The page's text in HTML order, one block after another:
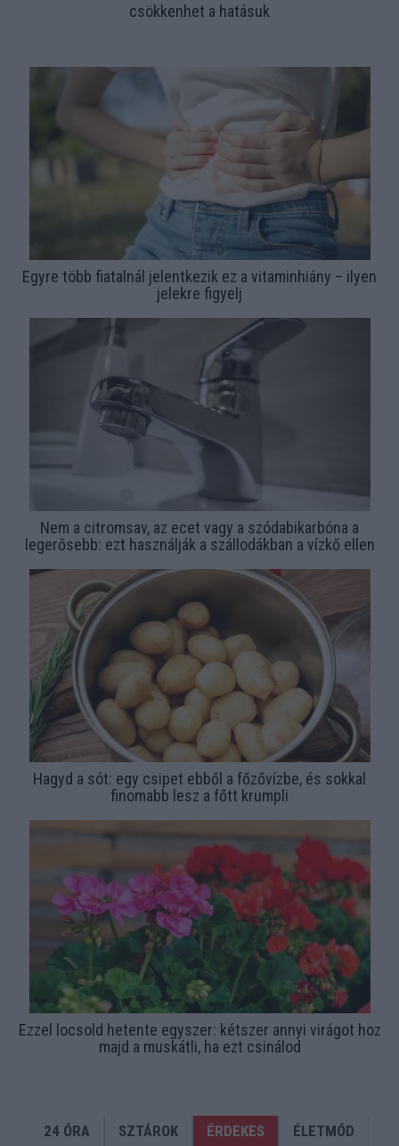
csökkenhet a hatásuk
Egyre több fiatalnál jelentkezik ez a vitaminhiány – ilyen
jelekre figyelj
Nem a citromsav, az ecet vagy a szódabikarbóna a
legerősebb: ezt használják a szállodákban a vízkő ellen
Hagyd a sót: egy csipet ebből a főzővízbe, és sokkal
finomabb lesz a főtt krumpli
Ezzel locsold hetente egyszer: kétszer annyi virágot hoz
majd a muskátli, ha ezt csinálod
24 ÓRA SZTÁROK ÉRDEKES ÉLETMÓD